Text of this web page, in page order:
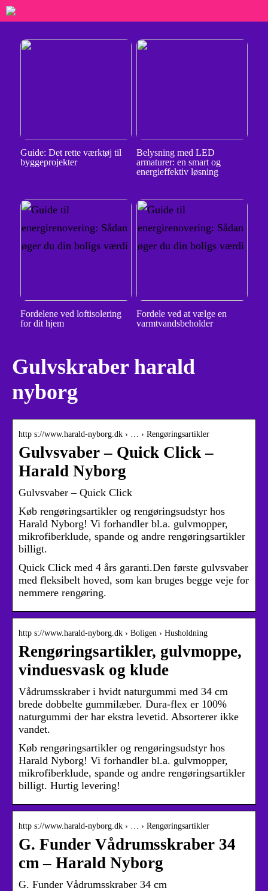
Guide: Det rette værktøj til
byggeprojekter
Belysning med LED
armaturer: en smart og
energieffektiv løsning
Fordelene ved loftisolering
for dit hjem
Fordele ved at vælge en
varmtvandsbeholder
Gulvskraber harald
nyborg
http s://www.harald-nyborg.dk › … › Rengøringsartikler
Gulvsvaber – Quick Click –
Harald Nyborg
Gulvsvaber – Quick Click
Køb rengøringsartikler og rengøringsudstyr hos
Harald Nyborg! Vi forhandler bl.a. gulvmopper,
mikrofiberklude, spande og andre rengøringsartikler
billigt.
Quick Click med 4 års garanti.Den første gulvsvaber
med fleksibelt hoved, som kan bruges begge veje for
nemmere rengøring.
http s://www.harald-nyborg.dk › Boligen › Husholdning
Rengøringsartikler, gulvmoppe,
vinduesvask og klude
Vådrumsskraber i hvidt naturgummi med 34 cm
brede dobbelte gummilæber. Dura-flex er 100%
naturgummi der har ekstra levetid. Absorterer ikke
vandet.
Køb rengøringsartikler og rengøringsudstyr hos
Harald Nyborg! Vi forhandler bl.a. gulvmopper,
mikrofiberklude, spande og andre rengøringsartikler
billigt. Hurtig levering!
http s://www.harald-nyborg.dk › … › Rengøringsartikler
G. Funder Vådrumsskraber 34
cm – Harald Nyborg
G. Funder Vådrumsskraber 34 cm